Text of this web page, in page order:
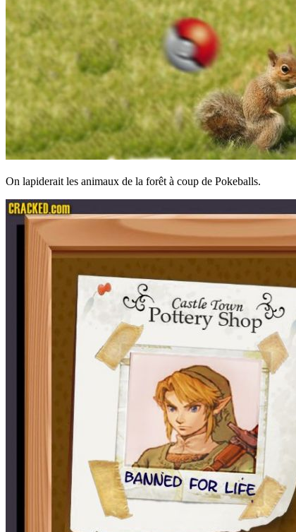
On lapiderait les animaux de la forêt à coup de Pokeballs.